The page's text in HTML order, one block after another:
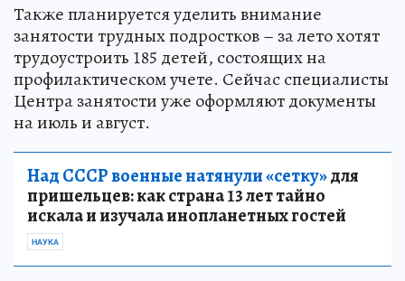
Также планируется уделить внимание
занятости трудных подростков – за лето хотят
трудоустроить 185 детей, состоящих на
профилактическом учете. Сейчас специалисты
Центра занятости уже оформляют документы
на июль и август.
Над СССР военные натянули «сетку»для
пришельцев: как страна 13 лет тайно
искала и изучала инопланетных гостей
НАУКА